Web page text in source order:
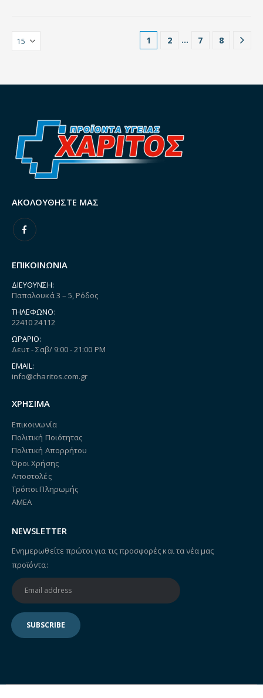
1 2 … 7 8
ΑΚΟΛΟΥΘΉΣΤΕ ΜΑΣ
ΕΠΙΚΟΙΝΩΝΙΑ
ΔΙΕΎΘΥΝΣΗ:
Παπαλουκά 3 – 5, Ρόδος
ΤΗΛΈΦΩΝΟ:
22410 24112
ΩΡΆΡΙΟ:
Δευτ - Σαβ/ 9:00 - 21:00 PM
EMAIL:
info@charitos.com.gr
ΧΡΗΣΙΜΑ
Επικοινωνία
Πολιτική Ποιότητας
Πολιτική Απορρήτου
Όροι Χρήσης
Αποστολές
Τρόποι Πληρωμής
ΑΜΕΑ
NEWSLETTER
Ενημερωθείτε πρώτοι για τις προσφορές και τα νέα μας
προϊόντα: